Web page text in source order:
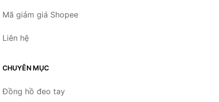
Mã giảm giá Shopee
Liên hệ
CHUYÊN MỤC
Đồng hồ đeo tay